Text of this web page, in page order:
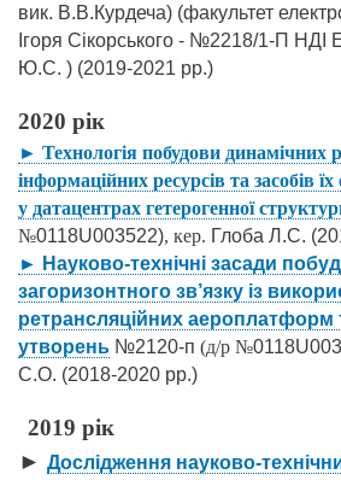
вик. В.В.Курдеча) (факультет
Ігоря Сікорського - №2218/1-П
Ю.С. ) (2019-2021 рр.)
2020 рік
► Технологія побудови динамічних
інформаційних ресурсів та засобів
у датацентрах гетерогенної
№0118U003522), кер. Глоба Л.С.
► Науково-технічні засади
загоризонтного зв’язку із
ретрансляційних аероплатформ
утворень №2120-п (д/р №
С.О. (2018-2020 рр.)
2019 рік
► Дослідження науково-